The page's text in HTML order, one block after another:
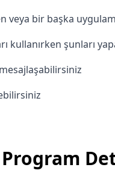
bir başka
kullanırken şunları
Program